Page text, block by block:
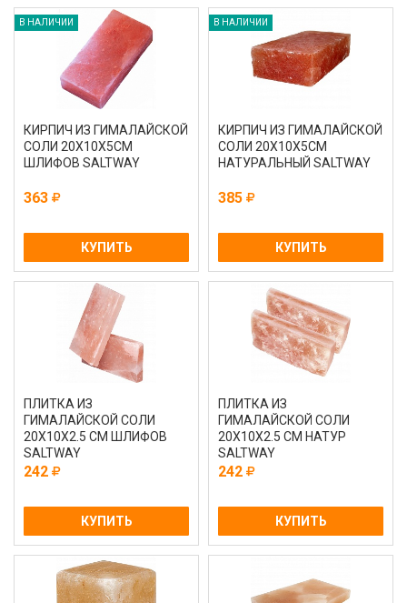
В НАЛИЧИИ
КИРПИЧ ИЗ ГИМАЛАЙСКОЙ
СОЛИ 20Х10Х5СМ
ШЛИФОВ SALTWAY
363
КУПИТЬ
В НАЛИЧИИ
КИРПИЧ ИЗ ГИМАЛАЙСКОЙ
СОЛИ 20Х10Х5СМ
НАТУРАЛЬНЫЙ SALTWAY
385
КУПИТЬ
ПЛИТКА ИЗ
ГИМАЛАЙСКОЙ СОЛИ
20Х10Х2.5 СМ ШЛИФОВ
SALTWAY
242
КУПИТЬ
ПЛИТКА ИЗ
ГИМАЛАЙСКОЙ СОЛИ
20Х10Х2.5 СМ НАТУР
SALTWAY
242
КУПИТЬ